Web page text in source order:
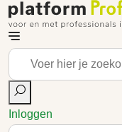
Inloggen